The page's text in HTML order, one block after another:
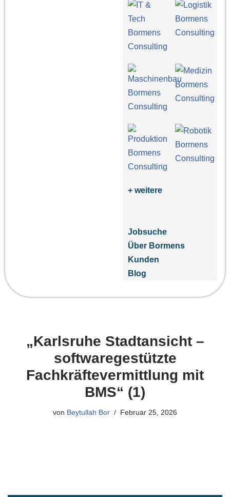
+ weitere
Jobsuche
Über Bormens
Kunden
Blog
„Karlsruhe Stadtansicht –
softwaregestützte
Fachkräftevermittlung mit
BMS“ (1)
von Beytullah Bor Februar 25, 2026